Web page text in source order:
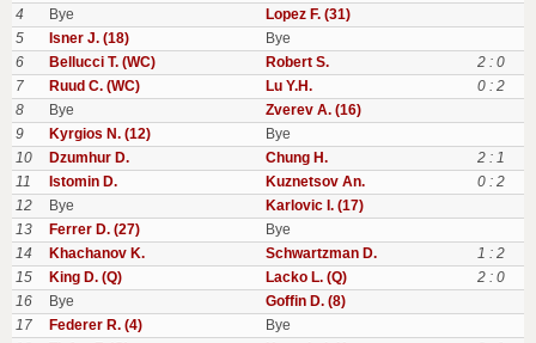
4
Bye
Lopez F. (31)
5
Isner J. (18)
Bye
6
Bellucci T. (WC) Robert S.
2 : 0
7
Ruud C. (WC) Lu Y.H.
0 : 2
8
Bye
Zverev A. (16)
9
Kyrgios N. (12)
Bye
10
Dzumhur D. Chung H.
2 : 1
11
Istomin D. Kuznetsov An.
0 : 2
12
Bye
Karlovic I. (17)
13
Ferrer D. (27)
Bye
14
Khachanov K. Schwartzman D.
1 : 2
15
King D. (Q) Lacko L. (Q)
2 : 0
16
Bye
Goffin D. (8)
17
Federer R. (4)
Bye